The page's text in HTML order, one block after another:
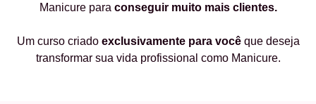
Manicure para conseguir muito mais clientes.
Um curso criado exclusivamente para vocêque deseja
transformar sua vida profissional como Manicure.